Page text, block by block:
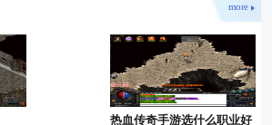
more
热血传奇手游选什么职业好